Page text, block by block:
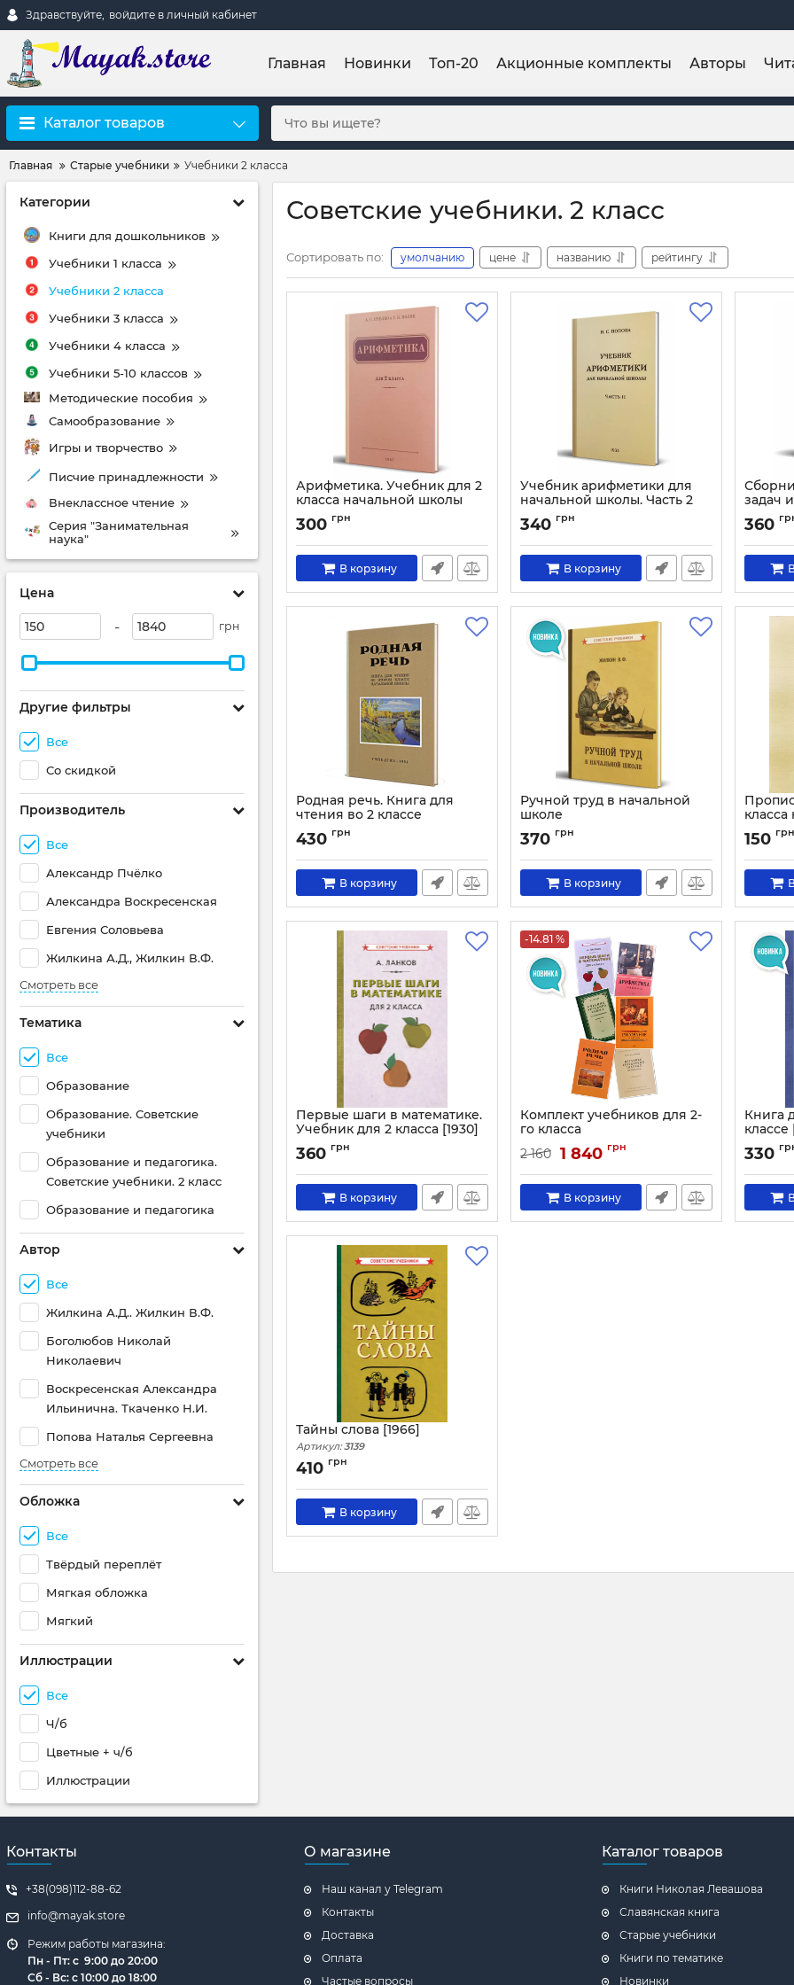
Здравствуйте, войдите в личный кабинет
Главная Новинки Топ-20 Акционные комплекты Авторы
Каталог товаров
Главная Старые учебники Учебники 2 класса
Категории
Книги для дошкольников
Учебники 1 класса
Учебники 2 класса
Учебники 3 класса
Учебники 4 класса
Учебники 5-10 классов
Методические пособия
Самообразование
Игры и творчество
Писчие принадлежности
Внеклассное чтение
Серия "Занимательная
наука"
Цена
- грн
Другие фильтры
Все
Со скидкой
Производитель
Все
Александр Пчёлко
Александра Воскресенская
Евгения Соловьева
Жилкина А.Д., Жилкин В.Ф.
Смотреть все
Тематика
Все
Образование
Образование. Советские
учебники
Образование и педагогика.
Советские учебники. 2 класс
Образование и педагогика
Автор
Все
Жилкина А.Д.. Жилкин В.Ф.
Боголюбов Николай
Николаевич
Воскресенская Александра
Ильинична. Ткаченко Н.И.
Попова Наталья Сергеевна
Смотреть все
Обложка
Все
Твёрдый переплёт
Мягкая обложка
Мягкий
Иллюстрации
Все
Ч/б
Цветные + ч/б
Иллюстрации
Советские учебники. 2 класс
Сортировать по: умолчанию цене названию рейтингу
Арифметика. Учебник для 2
класса начальной школы
Артикул: 1569
300 грн
В корзину
Учебник арифметики для
начальной школы. Часть 2
Артикул: 1567
340 грн
В корзину
задач
Артикул:
360
Родная речь. Книга для
чтения во 2 классе
начальной школы
Артикул:
430 грн
В корзину
Ручной труд в начальной
школе
Артикул: 1209
370 грн
В корзину
Артикул:
150 грн
Первые шаги в математике.
Учебник для 2 класса [1930]
Артикул: 3068
360 грн
В корзину
-14.81 %
Комплект учебников для 2-
го класса
Артикул: 4237
2 160 1 840 грн
В корзину
Книга
классе
Артикул:
330
Тайны слова [1966]
Артикул: 3139
410 грн
В корзину
Контакты
+38(098)112-88-62
info@mayak.store
Режим работы магазина:
Пн - Пт: с 9:00 до 20:00
Сб - Вс: с 10:00 до 18:00
О магазине
Наш канал у Telegram
Контакты
Доставка
Оплата
Частые вопросы
Каталог товаров
Книги Николая Левашова
Славянская книга
Старые учебники
Книги по тематике
Новинки